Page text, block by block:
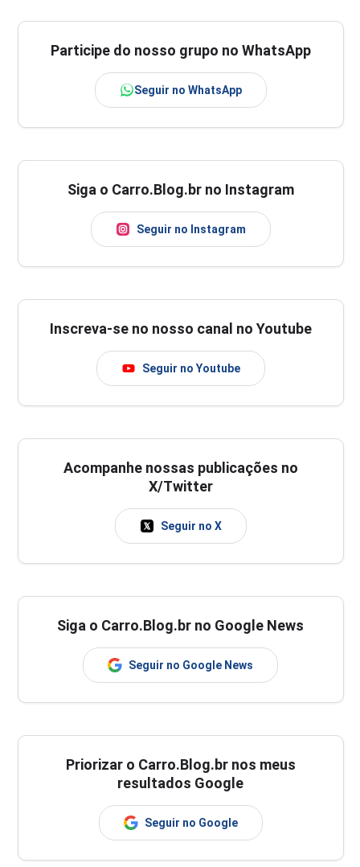
Participe do nosso grupo no WhatsApp
Seguir no WhatsApp
Siga o Carro.Blog.br no Instagram
Seguir no Instagram
Inscreva-se no nosso canal no Youtube
Seguir no Youtube
Acompanhe nossas publicações no
X/Twitter
Seguir no X
Siga o Carro.Blog.br no Google News
Seguir no Google News
Priorizar o Carro.Blog.br nos meus
resultados Google
Seguir no Google